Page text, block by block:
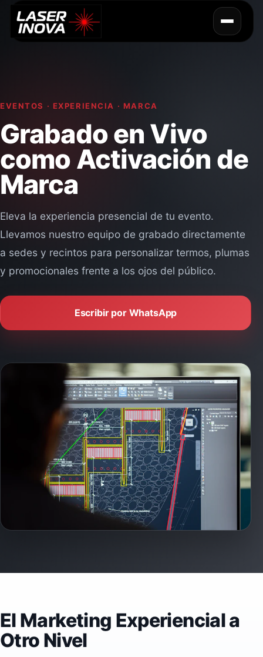
Soluciones Corporativas
Servicios de Maquila
Regalos Personalizados
Directorio Completo
EVENTOS · EXPERIENCIA · MARCA
Grabado en Vivo
como Activación de
Marca
Eleva la experiencia presencial de tu evento.
Llevamos nuestro equipo de grabado directamente
a sedes y recintos para personalizar termos, plumas
y promocionales frente a los ojos del público.
Escribir por WhatsApp
El Marketing Experiencial a
Otro Nivel